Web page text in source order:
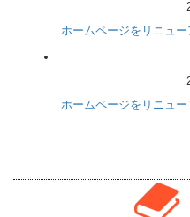
ホームページをリニュ
ホームページをリニュ